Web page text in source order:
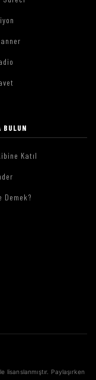
BULUN
Katıl
Demek?
lisanslanmıştır. Paylaşırken